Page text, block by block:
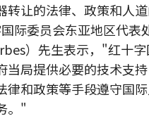
转让的法律、政策和人
际委员会东亚地区代表
）先生表示，"红十字
当局提供必要的技术支
律和政策等手段遵守国
。"